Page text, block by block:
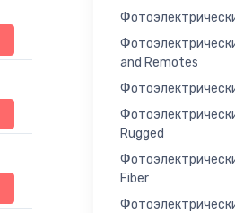
and Remotes
Rugged
Fiber